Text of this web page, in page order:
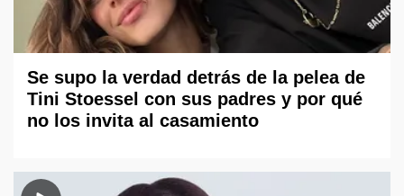
Se supo la verdad detrás de la pelea de
Tini Stoessel con sus padres y por qué
no los invita al casamiento